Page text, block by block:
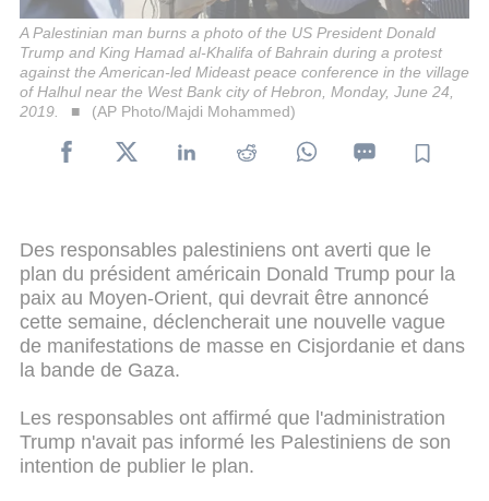
A Palestinian man burns a photo of the US President Donald
Trump and King Hamad al-Khalifa of Bahrain during a protest
against the American-led Mideast peace conference in the village
of Halhul near the West Bank city of Hebron, Monday, June 24,
2019.
(AP Photo/Majdi Mohammed)
Des responsables palestiniens ont averti que le
plan du président américain Donald Trump pour la
paix au Moyen-Orient, qui devrait être annoncé
cette semaine, déclencherait une nouvelle vague
de manifestations de masse en Cisjordanie et dans
la bande de Gaza.
Les responsables ont affirmé que l'administration
Trump n'avait pas informé les Palestiniens de son
intention de publier le plan.